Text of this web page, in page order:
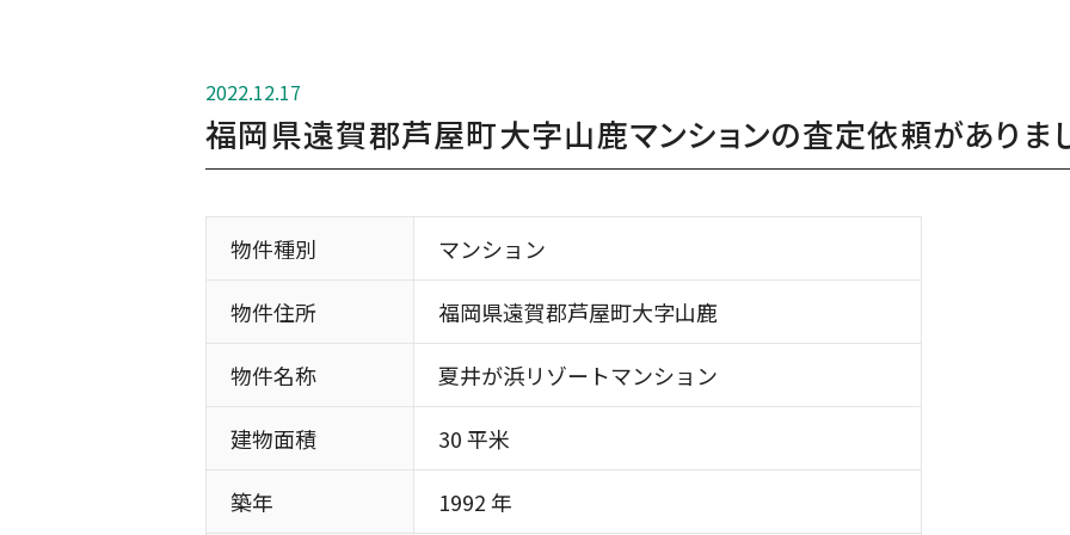
2022.12.17
福岡県遠賀郡芦屋町大字山鹿マンションの査定依頼がありま
物件種別 マンション
物件住所 福岡県遠賀郡芦屋町大字山鹿
物件名称 夏井が浜リゾートマンション
建物面積 30 平米
築年 1992 年